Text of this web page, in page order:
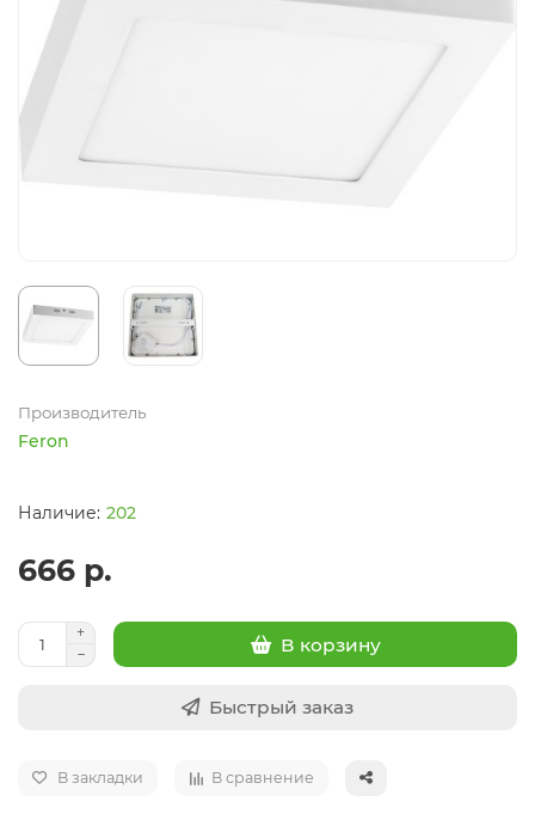
Производитель
Feron
202
666 р.
В корзину
Быстрый заказ
В закладки В сравнение